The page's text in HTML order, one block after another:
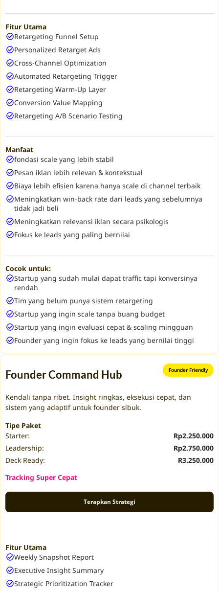
Fitur Utama
Retargeting Funnel Setup
Personalized Retarget Ads
Cross-Channel Optimization
Automated Retargeting Trigger
Retargeting Warm-Up Layer
Conversion Value Mapping
Retargeting A/B Scenario Testing
Manfaat
fondasi scale yang lebih stabil
Pesan iklan lebih relevan & kontekstual
Biaya lebih efisien karena hanya scale di channel terbaik
Meningkatkan win-back rate dari leads yang sebelumnya
tidak jadi beli
Meningkatkan relevansi iklan secara psikologis
Fokus ke leads yang paling bernilai
Cocok untuk:
Startup yang sudah mulai dapat traffic tapi konversinya
rendah
Tim yang belum punya sistem retargeting
Startup yang ingin scale tanpa buang budget
Startup yang ingin evaluasi cepat & scaling mingguan
Founder yang ingin fokus ke leads yang bernilai tinggi
Founder Command Hub Founder Friendly
Kendali tanpa ribet. Insight ringkas, eksekusi cepat, dan
sistem yang adaptif untuk founder sibuk.
Tipe Paket
Starter:
Rp2.250.000
Leadership:
Rp2.750.000
Deck Ready:
R3.250.000
Tracking Super Cepat
Terapkan Strategi
Fitur Utama
Weekly Snapshot Report
Executive Insight Summary
Strategic Prioritization Tracker